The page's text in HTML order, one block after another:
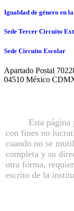
Igualdad de género en
Sede Tercer Circuito
Sede Circuito Escolar
Apartado Postal
04510 México
Esta página
con fines no
cuando no se
completa y su
otra forma,
escrito de la